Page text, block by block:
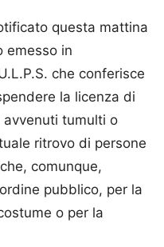
questa mattina
emesso in
che conferisce
la licenza di
avvenuti tumulti o
ritrovo di persone
comunque,
pubblico, per la
o per la